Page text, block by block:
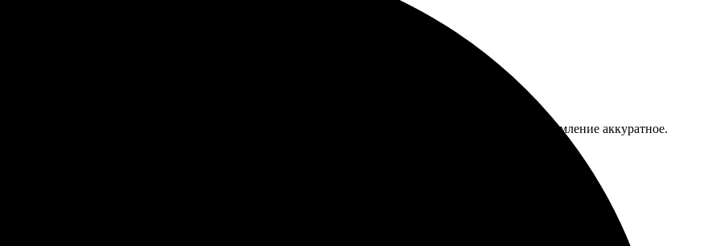
подача заказа. Сначала выбрала фото, затем размер и материал. Доставка пришла вовремя, оформление аккуратное.
Обязательно закажу снова!